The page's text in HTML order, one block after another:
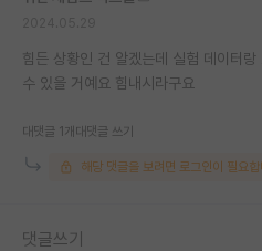
힘든 상황인 건 알겠는데 실험 데이터
수 있을 거예요 힘내시라구요
대댓글 1개 대댓글 쓰기
해당 댓글을 보려면 로그인이 필요합
댓글쓰기